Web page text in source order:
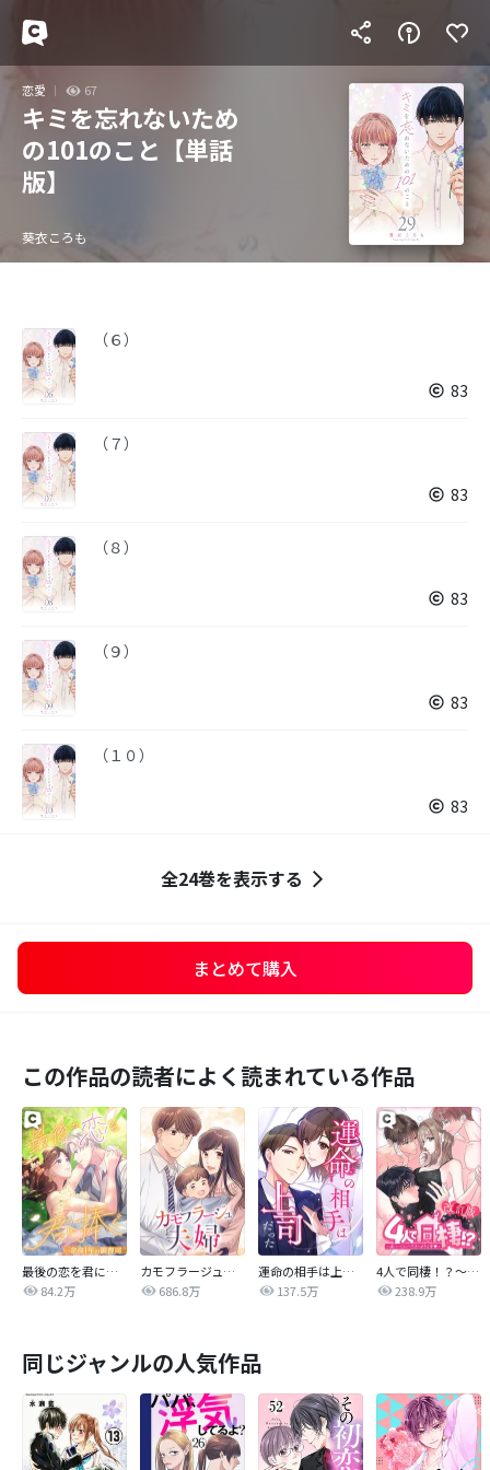
恋愛 67
キミを忘れないため
の101のこと【単話
版】
葵衣ころも
（６）
83
（７）
83
（８）
83
（９）
83
（１０）
83
全24巻を表示する
まとめて購入
この作品の読者によく読まれている作品
最後の恋を君に捧ぐ～余命1年の御曹司～
84.2万
カモフラージュ夫婦
686.8万
運命の相手は上司だった
137.5万
4人で同棲！？～逆ハーレムハウスへようこそ♥～【改訂版】
238.9万
同じジャンルの人気作品